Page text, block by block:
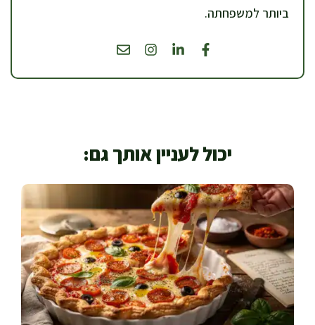
ביותר למשפחתה.
יכול לעניין אותך גם: